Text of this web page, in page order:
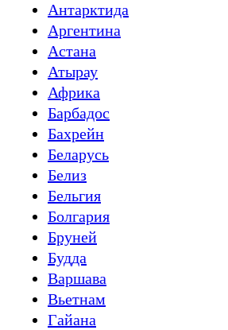
Антарктида
Аргентина
Астана
Атырау
Африка
Барбадос
Бахрейн
Беларусь
Белиз
Бельгия
Болгария
Бруней
Будда
Варшава
Вьетнам
Гайана